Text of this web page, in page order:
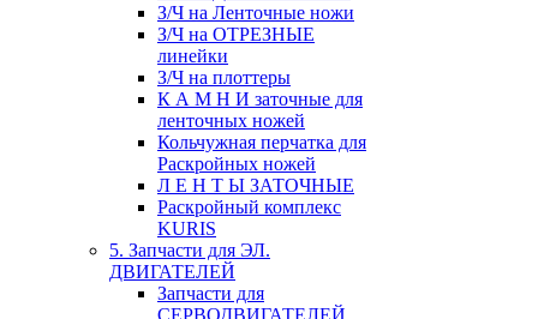
З/Ч на Ленточные ножи
З/Ч на ОТРЕЗНЫЕ
линейки
З/Ч на плоттеры
К А М Н И заточные для
ленточных ножей
Кольчужная перчатка для
Раскройных ножей
Л Е Н Т Ы ЗАТОЧНЫЕ
Раскройный комплекс
KURIS
5. Запчасти для ЭЛ.
ДВИГАТЕЛЕЙ
Запчасти для
СЕРВОДВИГАТЕЛЕЙ